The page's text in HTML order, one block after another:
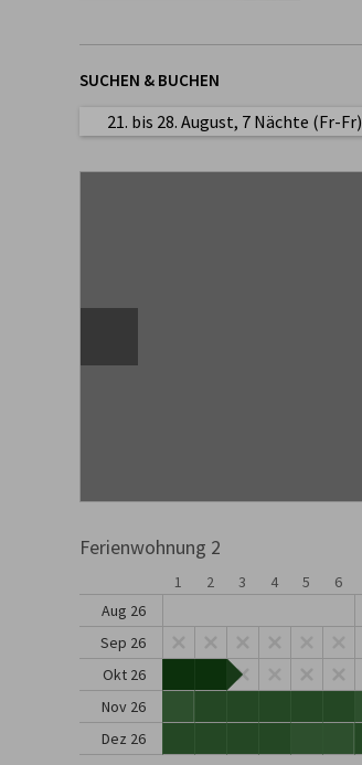
SUCHEN & BUCHEN
21. bis 28. August, 7 Nächte (Fr-Fr)
Ferienwohnung 2
1 2 3 4 5 6
Aug 26
Sep 26
Okt 26
Nov 26
Dez 26